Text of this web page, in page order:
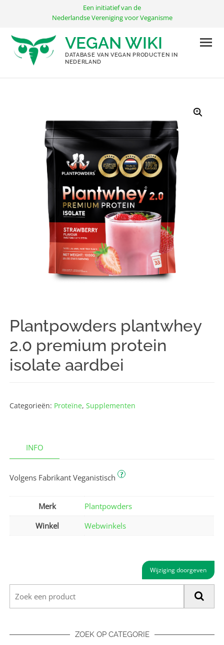
inhoud
Een initiatief van de
Nederlandse Vereniging voor Veganisme
VEGAN WIKI
DATABASE VAN VEGAN PRODUCTEN IN
NEDERLAND
Plantpowders plantwhey
2.0 premium protein
isolate aardbei
Categorieën: Proteïne,Supplementen
INFO
Volgens Fabrikant Veganistisch ?
Merk
Plantpowders
Winkel
Webwinkels
Wijziging doorgeven
ZOEK OP CATEGORIE